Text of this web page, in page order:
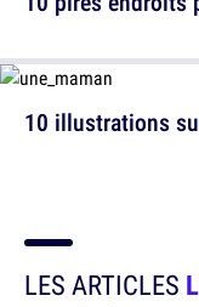
10 illustrations
LES ARTICLES